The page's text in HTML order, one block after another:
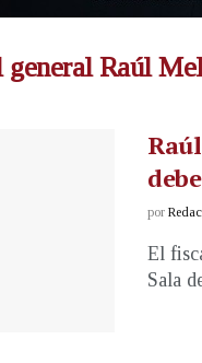
general Raúl
por
El
Sala